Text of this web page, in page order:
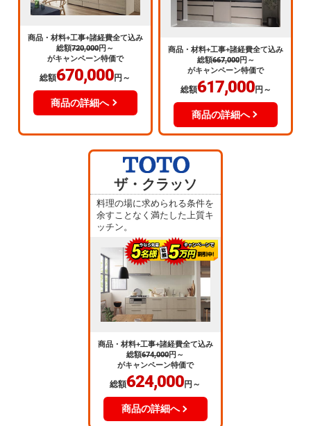
商品・材料+工事+諸経費全て込み
総額720,000円～
がキャンペーン特価で
総額670,000円～
商品の詳細へ
商品・材料+工事+諸経費全て込み
総額667,000円～
がキャンペーン特価で
総額617,000円～
商品の詳細へ
ザ・クラッソ
料理の場に求められる条件を
余すことなく満たした上質キ
ッチン。
商品・材料+工事+諸経費全て込み
総額674,000円～
がキャンペーン特価で
総額624,000円～
商品の詳細へ